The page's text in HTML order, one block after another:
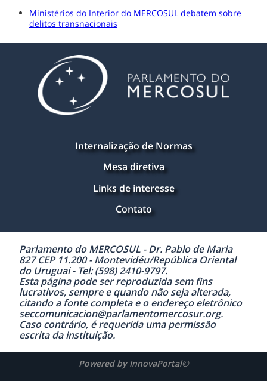
Ministérios do Interior do MERCOSUL debatem sobre
delitos transnacionais
Internalização de Normas
Mesa diretiva
Links de interesse
Contato
Parlamento do MERCOSUL - Dr. Pablo de Maria
827 CEP 11.200 - Montevidéu/República Oriental
do Uruguai - Tel: (598) 2410-9797.
Esta página pode ser reproduzida sem fins
lucrativos, sempre e quando não seja alterada,
citando a fonte completa e o endereço eletrônico
seccomunicacion@parlamentomercosur.org.
Caso contrário, é requerida uma permissão
escrita da instituição.
Powered by InnovaPortal©